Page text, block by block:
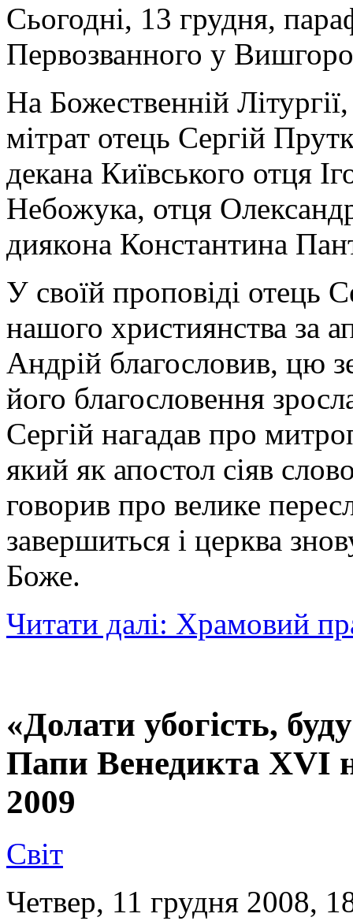
Сьогодні, 13 грудня,
Первозванного у
На Божественній
мітрат отець Сергій
декана Київського отця
Небожука, отця
диякона Константина
У своїй проповіді отець
нашого християнства за
Андрій благословив, цю
його благословення
Сергій нагадав про
який як апостол сіяв
говорив про велике
завершиться і церква
Боже.
Читати далі: Храмовий
«Долати убогість,
Папи Венедикта XVI
2009
Світ
Четвер, 11 грудня 2008,